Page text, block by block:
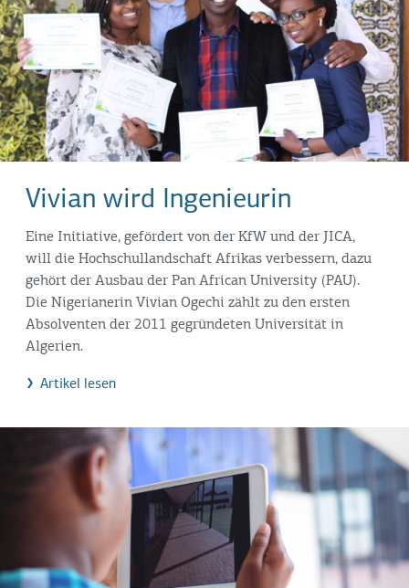
Vivian wird Ingenieurin
Eine Initiative, gefördert von der KfW und der JICA,
will die Hochschullandschaft Afrikas verbessern, dazu
gehört der Ausbau der Pan African University (PAU).
Die Nigerianerin Vivian Ogechi zählt zu den ersten
Absolventen der 2011 gegründeten Universität in
Algerien.
Artikel lesen